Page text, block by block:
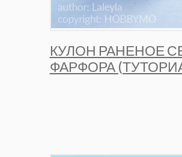
КУЛОН РАНЕНОЕ
ФАРФОРА